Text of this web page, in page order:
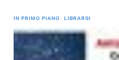
IN PRIMO PIANO LIBRARSI